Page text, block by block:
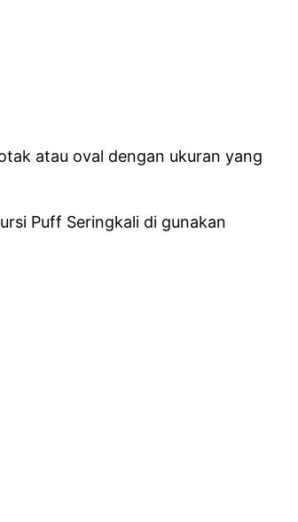
atau oval dengan ukuran yang
Puff Seringkali di gunakan